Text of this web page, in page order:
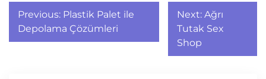
Yazı
gezinmesi
Previous: Plastik Palet ile
Depolama Çözümleri
Next: Ağrı
Tutak Sex
Shop